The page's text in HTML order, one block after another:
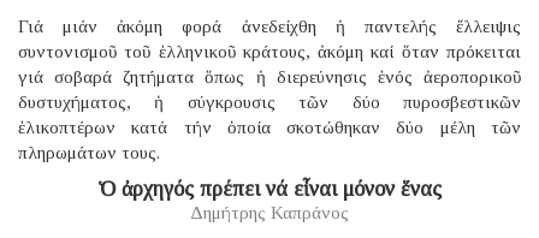
Γιά μιάν ἀκόμη φορά ἀνεδείχθη ἡ παντελής ἔλλειψις
συντονισμοῦ τοῦ ἑλληνικοῦ κράτους, ἀκόμη καί ὅταν πρόκειται
γιά σοβαρά ζητήματα ὅπως ἡ διερεύνησις ἑνός ἀεροπορικοῦ
δυστυχήματος, ἡ σύγκρουσις τῶν δύο πυροσβεστικῶν
ἑλικοπτέρων κατά τήν ὁποία σκοτώθηκαν δύο μέλη τῶν
πληρωμάτων τους.
Ὁ ἀρχηγός πρέπει νά εἶναι μόνον ἕνας
Δημήτρης Καπράνος